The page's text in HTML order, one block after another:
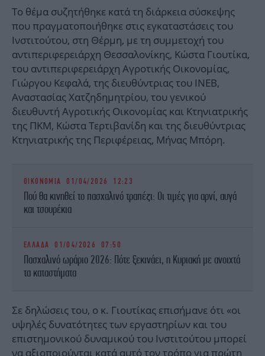
Το θέμα συζητήθηκε κατά τη διάρκεια σύσκεψης
που πραγματοποιήθηκε στις εγκαταστάσεις του
Ινστιτούτου, στη Θέρμη, με τη συμμετοχή του
αντιπεριφερειάρχη Θεσσαλονίκης, Κώστα Γιουτίκα,
του αντιπεριφερειάρχη Αγροτικής Οικονομίας,
Γιώργου Κεφαλά, της διευθύντριας του ΙΝΕΒ,
Αναστασίας Χατζηδημητρίου, του γενικού
διευθυντή Αγροτικής Οικονομίας και Κτηνιατρικής
της ΠΚΜ, Κώστα Τερτιβανίδη και της διευθύντριας
Κτηνιατρικής της Περιφέρειας, Μήνας Μπόρη.
ΟΙΚΟΝΟΜΙΑ 01/04/2026 12:23
Πού θα κινηθεί το πασχαλινό τραπέζι: Οι τιμές για αρνί, αυγά
και τσουρέκια
ΕΛΛΑΔΑ 01/04/2026 07:50
Πασχαλινό ωράριο 2026: Πότε ξεκινάει, η Κυριακή με ανοιχτά
τα καταστήματα
Σε δηλώσεις του, ο κ. Γιουτίκας επισήμανε ότι «οι
υψηλές δυνατότητες των εργαστηρίων και του
επιστημονικού δυναμικού του Ινστιτούτου μπορεί
να αξιοποιούνται κατά αυτό τον τρόπο για πρώτη